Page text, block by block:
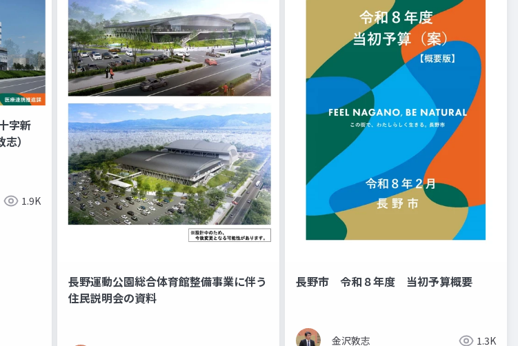
字新
）
1.9K
長野運動公園総合体育館整備事業に伴う
住民説明会の資料
長野市 令和８年度 当初予算概要
金沢敦志 1.3K